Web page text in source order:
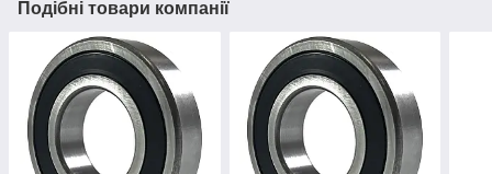
Подібні товари компанії